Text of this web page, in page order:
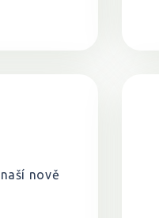
nově